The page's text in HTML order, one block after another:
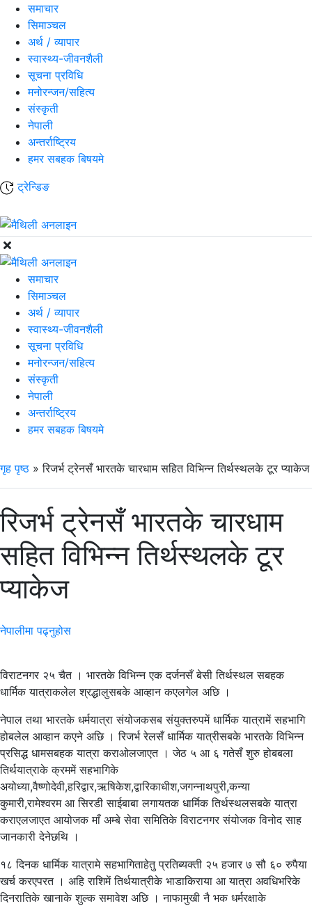
समाचार
सिमाञ्चल
अर्थ / व्यापार
स्वास्थ्य-जीवनशैली
सूचना प्रविधि
मनोरन्जन/सहित्य
संस्कृती
नेपाली
अन्तर्राष्ट्रिय
हमर सबहक बिषयमे
ट्रेन्डिङ
समाचार
सिमाञ्चल
अर्थ / व्यापार
स्वास्थ्य-जीवनशैली
सूचना प्रविधि
मनोरन्जन/सहित्य
संस्कृती
नेपाली
अन्तर्राष्ट्रिय
हमर सबहक बिषयमे
गृह पृष्ठ »रिजर्भ ट्रेनसँ भारतके चारधाम सहित विभिन्न तिर्थस्थलके टूर प्याकेज
रिजर्भ ट्रेनसँ भारतके चारधाम
सहित विभिन्न तिर्थस्थलके टूर
प्याकेज
नेपालीमा पढ्नुहोस
विराटनगर २५ चैत । भारतके विभिन्न एक दर्जनसँ बेसी तिर्थस्थल सबहक
धार्मिक यात्राकलेल श्रद्धालुसबके आव्हान कएलगेल अछि ।
नेपाल तथा भारतके धर्मयात्रा संयोजकसब संयुक्तरुपमें धार्मिक यात्रामें सहभागि
होबलेल आव्हान कएने अछि । रिजर्भ रेलसँ धार्मिक यात्रीसबके भारतके विभिन्न
प्रसिद्ध धामसबहक यात्रा कराओलजाएत । जेठ ५ आ ६ गतेसँ शुरु होबबला
तिर्थयात्राके क्रममें सहभागिके
अयोध्या,वैष्णोदेवी,हरिद्वार,ऋषिकेश,द्वारिकाधीश,जगन्नाथपुरी,कन्या
कुमारी,रामेश्वरम आ सिरडी साईबाबा लगायतक धार्मिक तिर्थस्थलसबके यात्रा
कराएलजाएत आयोजक माँ अम्बे सेवा समितिके विराटनगर संयोजक विनोद साह
जानकारी देनेछथि ।
१८ दिनक धार्मिक यात्रामे सहभागिताहेतु प्रतिब्यक्ती २५ हजार ७ सौ ६० रुपैया
खर्च करएपरत । अहि राशिमें तिर्थयात्रीके भाडाकिराया आ यात्रा अवधिभरिके
दिनरातिके खानाके शुल्क समावेश अछि । नाफामुखी नै भक धर्मरक्षाके